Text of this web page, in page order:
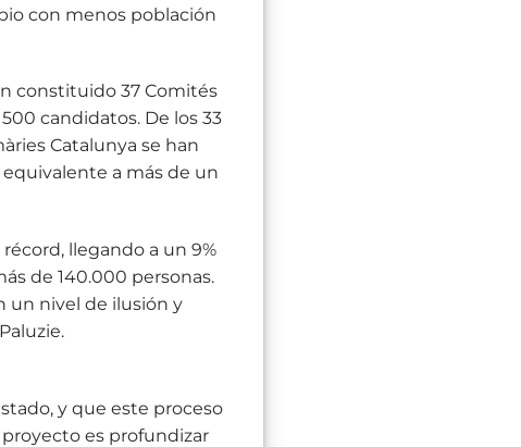
con menos población
constituido 37 Comités
candidatos. De los 33
Catalunya se han
equivalente a más de un
llegando a un 9%
de 140.000 personas.
un nivel de ilusión y
y que este proceso
es profundizar